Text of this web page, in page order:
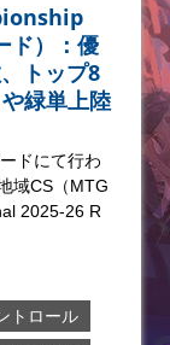
ド）：優
トップ8
緑単上陸
ドにて行わ
域CS（MTG
2025-26 R
トロール